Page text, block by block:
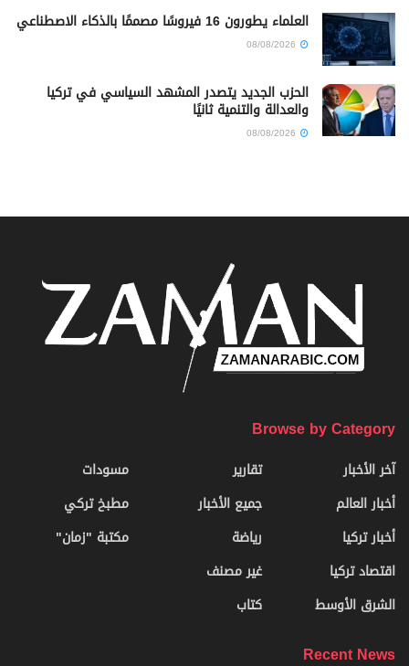
العلماء يطورون 16 فيروسًا مصممًا بالذكاء الاصطناعي
الحزب الجديد يتصدر المشهد السياسي في تركيا
والعدالة والتنمية ثانيًا
Browse by Category
آخر الأخبار
أخبار العالم
أخبار تركيا
اقتصاد تركيا
الشرق الأوسط
تقارير
جميع الأخبار
رياضة
غير مصنف
كتاب
مسودات
مطبخ تركي
مكتبة "زمان"
Recent News